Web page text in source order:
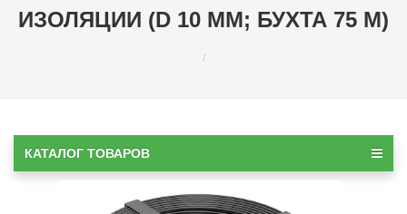
ИЗОЛЯЦИИ (D 10 ММ; БУХТА 75 М)
КАТАЛОГ ТОВАРОВ